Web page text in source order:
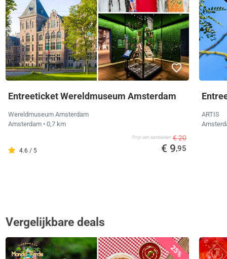
Entreeticket Wereldmuseum Amsterdam
Wereldmuseum Amsterdam
Amsterdam • 0,7 km
4.6 / 5
Prijs van aanbieder € 20
€ 9,95
ARTIS
Vergelijkbare deals
25%